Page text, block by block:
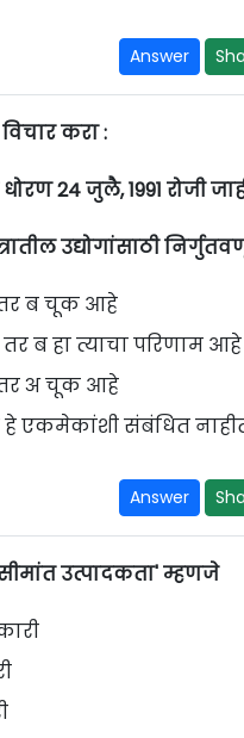
Answer
करा :
24 जुलै, 1991 रोजी
उद्योगांसाठी
तर ब चूक आहे
ब हा त्याचा परिणाम आहे
तर अ चूक आहे
एकमेकांशी संबंधित
Answer
उत्पादकता' म्हणजे